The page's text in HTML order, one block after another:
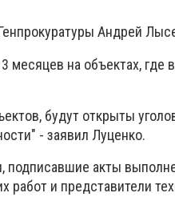
Андрей
месяцев на объектах, где
будут открыты
- заявил Луценко.
подписавшие акты
и представители